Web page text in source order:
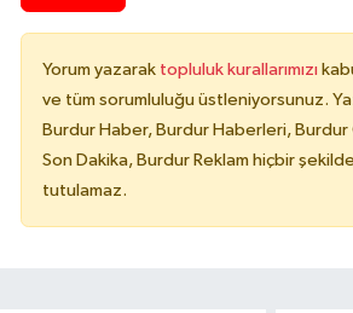
Yorum yazarak topluluk kurallarımızı
ve tüm sorumluluğu üstleniyorsunuz.
Burdur Haber, Burdur Haberleri, Burdur
Son Dakika, Burdur Reklam hiçbir
tutulamaz.